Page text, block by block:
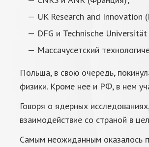
UK Research and Innovation
DFG и Technische
Массачусетский
Польша, в свою очередь,
физики. Кроме нее и РФ, в нем
Говоря о ядерных
взаимодействие со страной в
Самым неожиданным оказалось